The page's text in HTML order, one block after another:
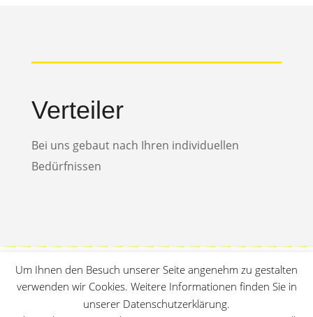
Verteiler
Bei uns gebaut nach Ihren individuellen
Bedürfnissen
Um Ihnen den Besuch unserer Seite angenehm zu gestalten
verwenden wir Cookies. Weitere Informationen finden Sie in
unserer Datenschutzerklärung.